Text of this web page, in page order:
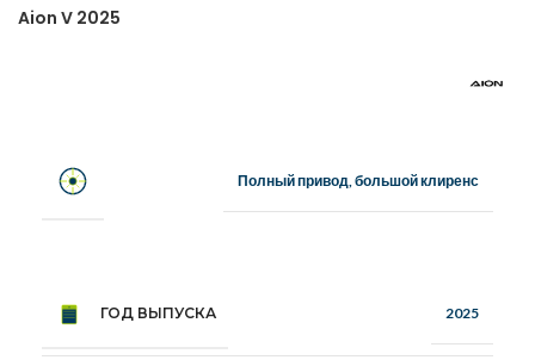
Aion V 2025
Полный привод, большой клиренс
ГОД ВЫПУСКА 2025